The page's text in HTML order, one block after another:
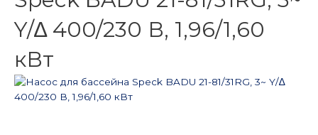
Y/∆ 400/230 В, 1,96/1,60
кВт